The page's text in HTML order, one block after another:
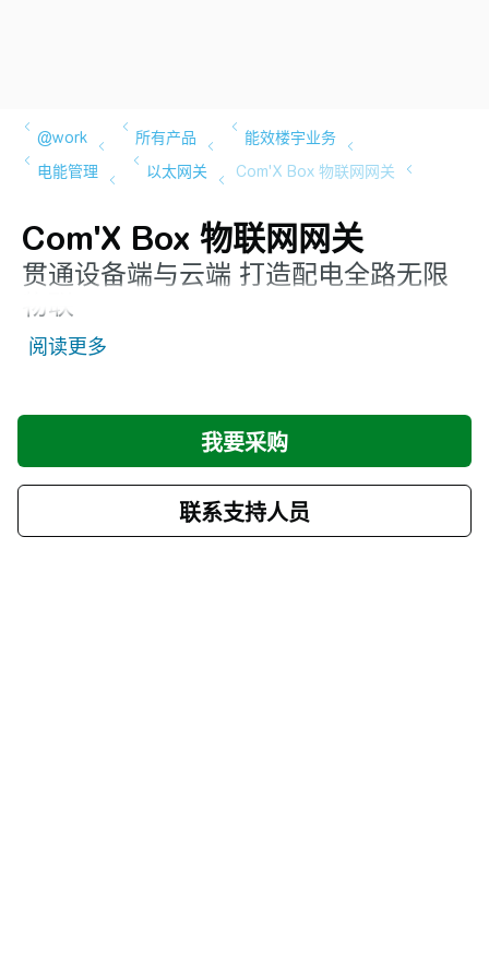
Com'X Box 物联网网关
贯通设备端与云端 打造配电全路无限
物联